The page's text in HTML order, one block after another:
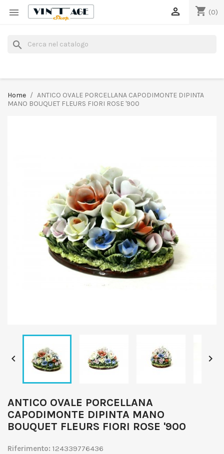
 shopping_cart (0)

search
Home
ANTICO OVALE PORCELLANA CAPODIMONTE DIPINTA
MANO BOUQUET FLEURS FIORI ROSE '900
 
ANTICO OVALE PORCELLANA
CAPODIMONTE DIPINTA MANO
BOUQUET FLEURS FIORI ROSE '900
Riferimento: 124339776436